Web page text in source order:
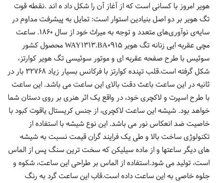
هویر امروز با کسانی است که از آغاز آن را شکل داد ه اند .نقطه قوت
تگ هویر بر دو اصل بنیادین استوار است: تمایل به پیشرفت مداوم در
سایه‌ی نوآوری‌های متعدد و توجه به میراث خود از سال 1860. ساعت
مچی عقربه ایی زنانه تگ هویر WAY1313.BA0915 محصول کشور
سوئیس با طرح صفحه عقربه ای و موتور سوئیسی تگ هویر کوارتز،
شکل گرفته است.قلب تپنده کوارتز با فرکانس بسیار زیاد 32768 بار در
ثانیه در این ساعت باعث دقت بالای این ساعت می باشد. این ساعت
با طرح اسپرت و لاکچری خود، در واقع یک اثر هنری بر روی دستان شما
خواهد بود. شیشه این ساعت لاکچری، از جنس کریستال یاقوت کبود با
خاصیت ضد انعکاس نور می باشد. این نوع شیشه با استفاده از
تکنولوژی ساخت بالا و طی یک فرایند گران قیمت نسبت به شیشه
های دیگر ساعتها و از ماده سیلیکن که سخت ترین سنگ پس از الماس
است، تولید می شود.استفاده از الماس بر طراحی این ساعت، شکوه و
جلوه خاصی به این ساعت داده است.قاب این ساعت گرد به رنگ